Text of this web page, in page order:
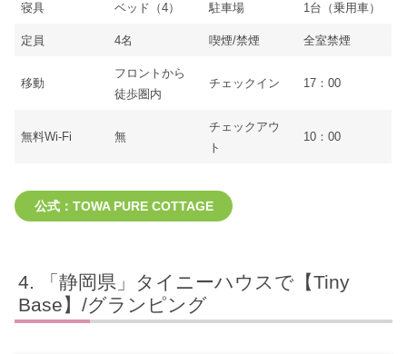
寝具 ベッド（4） 駐車場 1台（乗用車）
定員 4名 喫煙/禁煙 全室禁煙
移動
フロントから
徒歩圏内
チェックイン 17：00
無料Wi-Fi 無
チェックアウ
ト
10：00
公式：TOWA PURE COTTAGE
「静岡県」タイニーハウスで【Tiny
Base】/グランピング